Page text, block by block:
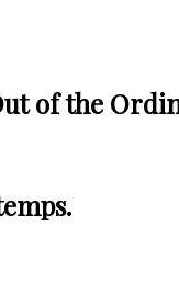
of the